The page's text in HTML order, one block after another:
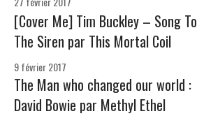
[Cover Me] Tim Buckley – Song To
The Siren par This Mortal Coil
9 février 2017
The Man who changed our world :
David Bowie par Methyl Ethel